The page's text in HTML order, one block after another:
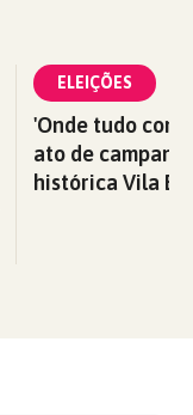
ELEIÇÕES
'Onde tudo
ato de
histórica Vila